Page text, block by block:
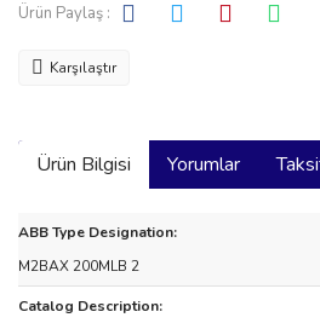
Ürün Paylaş :
Karşılaştır
Ürün Bilgisi Yorumlar
ABB Type Designation:
M2BAX 200MLB 2
Catalog Description: